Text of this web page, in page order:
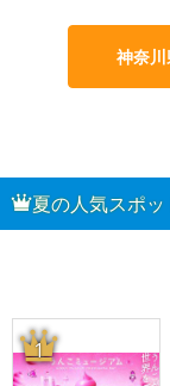
神奈
夏の人気スポッ
1